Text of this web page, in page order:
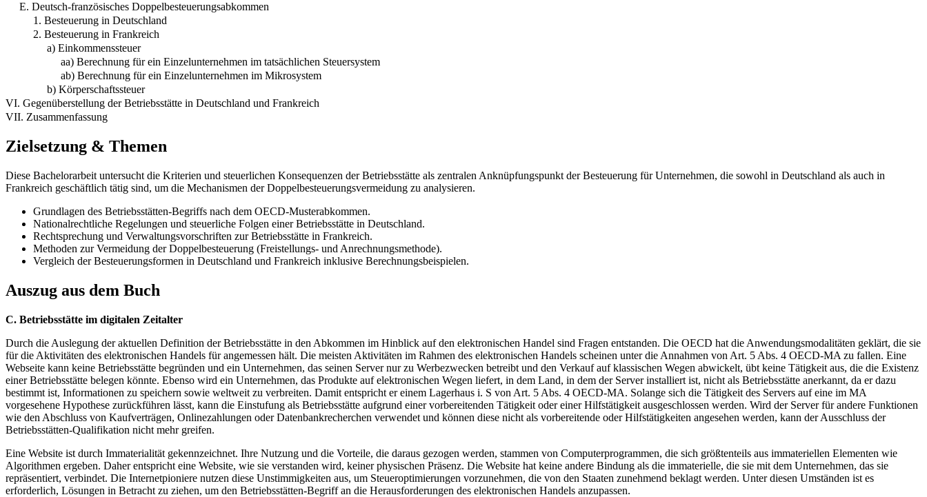
E. Deutsch-französisches Doppelbesteuerungsabkommen
1. Besteuerung in Deutschland
2. Besteuerung in Frankreich
a) Einkommenssteuer
aa) Berechnung für ein Einzelunternehmen im tatsächlichen Steuersystem
ab) Berechnung für ein Einzelunternehmen im Mikrosystem
b) Körperschaftssteuer
VI. Gegenüberstellung der Betriebsstätte in Deutschland und Frankreich
VII. Zusammenfassung
Zielsetzung & Themen
Diese Bachelorarbeit untersucht die Kriterien und steuerlichen Konsequenzen der Betriebsstätte als zentralen Anknüpfungspunkt der Besteuerung für Unternehmen, die sowohl in Deutschland als auch in
Frankreich geschäftlich tätig sind, um die Mechanismen der Doppelbesteuerungsvermeidung zu analysieren.
Grundlagen des Betriebsstätten-Begriffs nach dem OECD-Musterabkommen.
Nationalrechtliche Regelungen und steuerliche Folgen einer Betriebsstätte in Deutschland.
Rechtsprechung und Verwaltungsvorschriften zur Betriebsstätte in Frankreich.
Methoden zur Vermeidung der Doppelbesteuerung (Freistellungs- und Anrechnungsmethode).
Vergleich der Besteuerungsformen in Deutschland und Frankreich inklusive Berechnungsbeispielen.
Auszug aus dem Buch
C. Betriebsstätte im digitalen Zeitalter
Durch die Auslegung der aktuellen Definition der Betriebsstätte in den Abkommen im Hinblick auf den elektronischen Handel sind Fragen entstanden. Die OECD hat die Anwendungsmodalitäten geklärt, die sie
für die Aktivitäten des elektronischen Handels für angemessen hält. Die meisten Aktivitäten im Rahmen des elektronischen Handels scheinen unter die Annahmen von Art. 5 Abs. 4 OECD-MA zu fallen. Eine
Webseite kann keine Betriebsstätte begründen und ein Unternehmen, das seinen Server nur zu Werbezwecken betreibt und den Verkauf auf klassischen Wegen abwickelt, übt keine Tätigkeit aus, die die Existenz
einer Betriebsstätte belegen könnte. Ebenso wird ein Unternehmen, das Produkte auf elektronischen Wegen liefert, in dem Land, in dem der Server installiert ist, nicht als Betriebsstätte anerkannt, da er dazu
bestimmt ist, Informationen zu speichern sowie weltweit zu verbreiten. Damit entspricht er einem Lagerhaus i. S von Art. 5 Abs. 4 OECD-MA. Solange sich die Tätigkeit des Servers auf eine im MA
vorgesehene Hypothese zurückführen lässt, kann die Einstufung als Betriebsstätte aufgrund einer vorbereitenden Tätigkeit oder einer Hilfstätigkeit ausgeschlossen werden. Wird der Server für andere Funktionen
wie den Abschluss von Kaufverträgen, Onlinezahlungen oder Datenbankrecherchen verwendet und können diese nicht als vorbereitende oder Hilfstätigkeiten angesehen werden, kann der Ausschluss der
Betriebsstätten-Qualifikation nicht mehr greifen.
Eine Website ist durch Immaterialität gekennzeichnet. Ihre Nutzung und die Vorteile, die daraus gezogen werden, stammen von Computerprogrammen, die sich größtenteils aus immateriellen Elementen wie
Algorithmen ergeben. Daher entspricht eine Website, wie sie verstanden wird, keiner physischen Präsenz. Die Website hat keine andere Bindung als die immaterielle, die sie mit dem Unternehmen, das sie
repräsentiert, verbindet. Die Internetpioniere nutzen diese Unstimmigkeiten aus, um Steueroptimierungen vorzunehmen, die von den Staaten zunehmend beklagt werden. Unter diesen Umständen ist es
erforderlich, Lösungen in Betracht zu ziehen, um den Betriebsstätten-Begriff an die Herausforderungen des elektronischen Handels anzupassen.